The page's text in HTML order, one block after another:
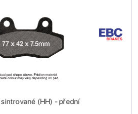
(HH) - přední